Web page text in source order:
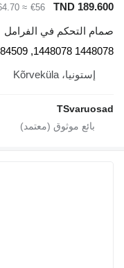
TND 189.600
€56
≈ $64.70
صمام التحكم في الفرامل
1448078 1448078, 2084509
إستونيا، Kõrveküla
TSvaruosad